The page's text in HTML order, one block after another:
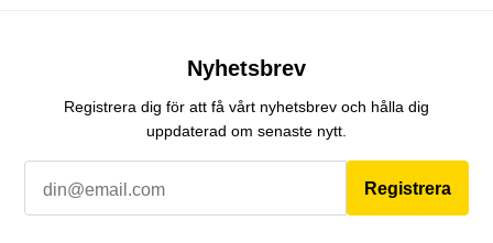
Nyhetsbrev
Registrera dig för att få vårt nyhetsbrev och hålla dig
uppdaterad om senaste nytt.
Registrera